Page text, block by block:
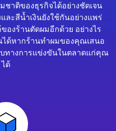
ชาติของธุรกิจได้อย่างชัดเจน
ละสีน้ำเงินยังใช้กันอย่างแพร่
องร้านตัดผมอีกด้วย อย่างไร
ด้หากร้านทำผมของคุณเสนอ
ทางการแข่งขันในตลาดแก่คุณ
ได้